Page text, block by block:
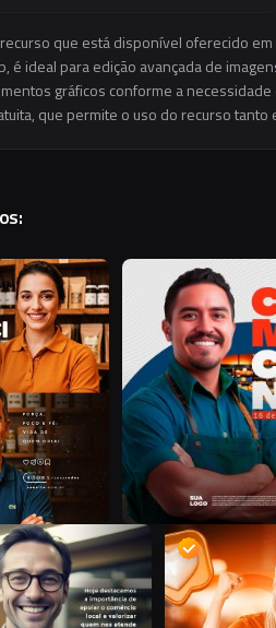
que está disponível oferecido
é ideal para edição avançada de
gráficos conforme a
que permite o uso do recurso
D
D